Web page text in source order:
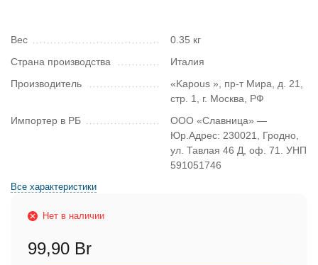
Вес
0.35 кг
Страна производства
Италия
Производитель
«Kapous », пр-т Мира, д. 21,
стр. 1, г. Москва, РФ
Импортер в РБ
ООО «Славница» —
Юр.Адрес: 230021, Гродно,
ул. Тавлая 46 Д, оф. 71. УНП
591051746
Все характеристики
Нет в наличии
99,90 Br